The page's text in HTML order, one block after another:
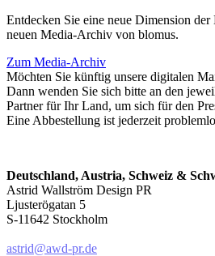
Entdecken Sie eine neue Dimension
neuen Media-Archiv von blomus.
Zum Media-Archiv
Möchten Sie künftig unsere digitalen
Dann wenden Sie sich bitte an den
Partner für Ihr Land, um sich für den
Eine Abbestellung ist jederzeit
Deutschland, Austria, Schweiz &
Astrid Wallström Design PR
Ljusterögatan 5
S-11642 Stockholm
astrid@awd-pr.de